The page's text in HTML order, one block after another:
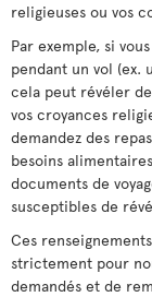
religieuses ou vos
Par exemple, si
pendant un vol (ex.
cela peut révéler
vos croyances
demandez des
besoins
documents de
susceptibles de
Ces
strictement pour
demandés et de